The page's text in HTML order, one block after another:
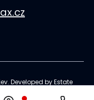
Developed byEstate